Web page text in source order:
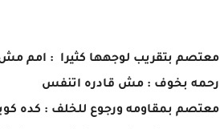
معتصم بتقريب لوجهها كثيرا : امم مش
رحمه بخوف : مش قادره اتنفس
معتصم بمقاومه ورجوع للخلف : كده